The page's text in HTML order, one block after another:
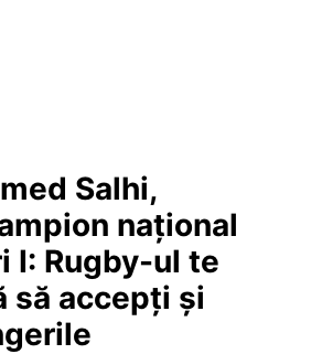
Salhi,
național
I: Rugby-ul te
să accepți și